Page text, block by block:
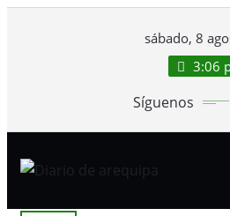
sábado, 8
3:06
Síguenos